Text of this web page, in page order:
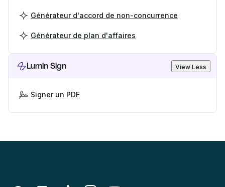
Générateur d'accord de non-concurrence
Générateur de plan d'affaires
Lumin Sign View Less
Signer un PDF